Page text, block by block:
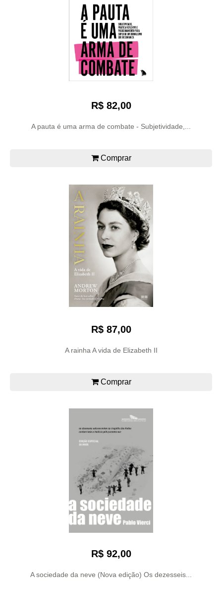
R$ 82,00
A pauta é uma arma de combate - Subjetividade,...
Comprar
R$ 87,00
A rainha A vida de Elizabeth II
Comprar
R$ 92,00
A sociedade da neve (Nova edição) Os dezesseis...